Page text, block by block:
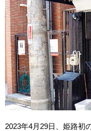
2023年4月29日、姫路初